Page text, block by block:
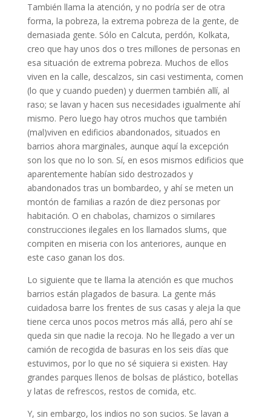
También llama la atención, y no podría ser de otra
forma, la pobreza, la extrema pobreza de la gente, de
demasiada gente. Sólo en Calcuta, perdón, Kolkata,
creo que hay unos dos o tres millones de personas en
esa situación de extrema pobreza. Muchos de ellos
viven en la calle, descalzos, sin casi vestimenta, comen
(lo que y cuando pueden) y duermen también allí, al
raso; se lavan y hacen sus necesidades igualmente ahí
mismo. Pero luego hay otros muchos que también
(mal)viven en edificios abandonados, situados en
barrios ahora marginales, aunque aquí la excepción
son los que no lo son. Sí, en esos mismos edificios que
aparentemente habían sido destrozados y
abandonados tras un bombardeo, y ahí se meten un
montón de familias a razón de diez personas por
habitación. O en chabolas, chamizos o similares
construcciones ilegales en los llamados slums, que
compiten en miseria con los anteriores, aunque en
este caso ganan los dos.
Lo siguiente que te llama la atención es que muchos
barrios están plagados de basura. La gente más
cuidadosa barre los frentes de sus casas y aleja la que
tiene cerca unos pocos metros más allá, pero ahí se
queda sin que nadie la recoja. No he llegado a ver un
camión de recogida de basuras en los seis días que
estuvimos, por lo que no sé siquiera si existen. Hay
grandes parques llenos de bolsas de plástico, botellas
y latas de refrescos, restos de comida, etc.
Y, sin embargo, los indios no son sucios. Se lavan a